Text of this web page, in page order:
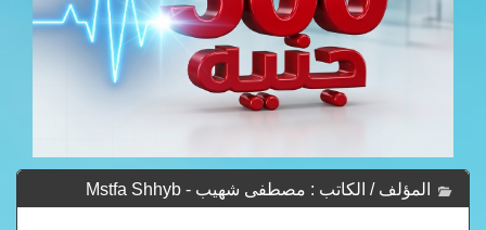
المؤلف / الكاتب : مصطفى شهيب - Mstfa Shhyb